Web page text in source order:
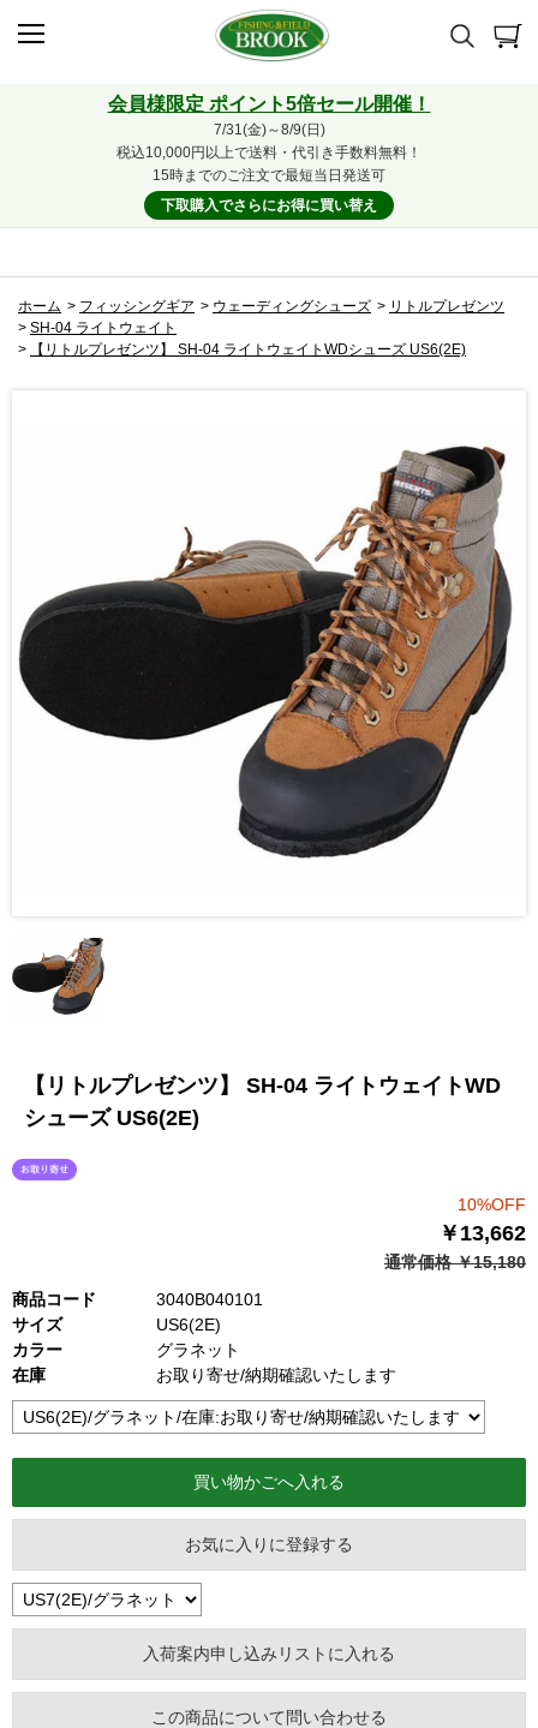
会員様限定 ポイント5倍セール開催！
7/31(金)～8/9(日)
税込10,000円以上で送料・代引き手数料無料！
15時までのご注文で最短当日発送可
下取購入でさらにお得に買い替え
ホーム > フィッシングギア > ウェーディングシューズ > リトルプレゼンツ
> SH-04 ライトウェイト
>
【リトルプレゼンツ】 SH-04 ライトウェイトWDシューズ US6(2E)
【リトルプレゼンツ】 SH-04 ライトウェイトWD
シューズ US6(2E)
10%OFF
￥13,662
通常価格 ￥15,180
商品コード
3040B040101
サイズ
US6(2E)
カラー
グラネット
在庫
お取り寄せ/納期確認いたします
お気に入りに登録する
この商品について問い合わせる